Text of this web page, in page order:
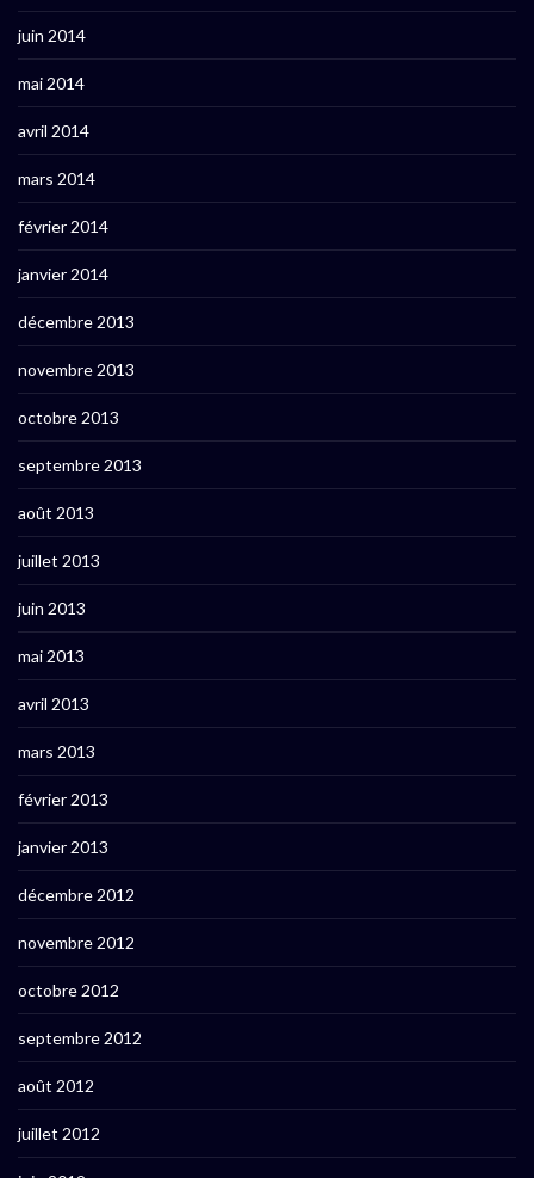
juin 2014
mai 2014
avril 2014
mars 2014
février 2014
janvier 2014
décembre 2013
novembre 2013
octobre 2013
septembre 2013
août 2013
juillet 2013
juin 2013
mai 2013
avril 2013
mars 2013
février 2013
janvier 2013
décembre 2012
novembre 2012
octobre 2012
septembre 2012
août 2012
juillet 2012